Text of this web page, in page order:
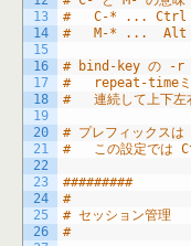
13
14
15
16
17
18
19
20
21
22
23
24
25
26
#	C-* ...
#	M-* ...
# bind-key の -r
#	repeat-time
#	連続して上下
# プレフィックス
#	この設定で
#########
#
# セッション管理
#